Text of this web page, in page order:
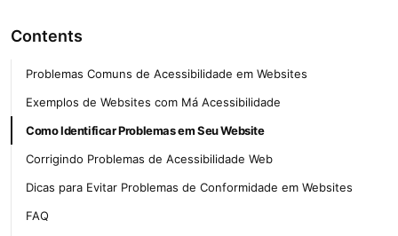
Contents
Problemas Comuns de Acessibilidade em Websites
Exemplos de Websites com Má Acessibilidade
Como Identificar Problemas em Seu Website
Corrigindo Problemas de Acessibilidade Web
Dicas para Evitar Problemas de Conformidade em Websites
FAQ